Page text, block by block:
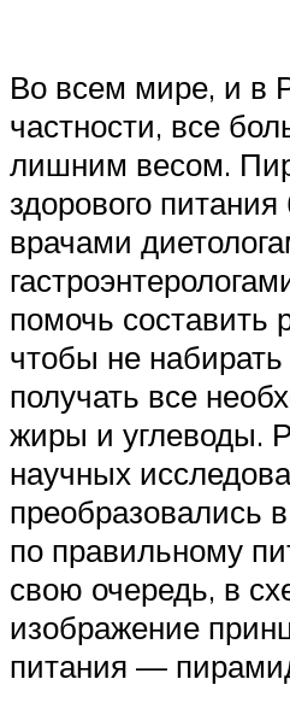
Во всем мире, и в
частности, все
лишним весом.
здорового
врачами
помочь составить
чтобы не
получать все
жиры и углеводы.
научных
преобразовались
по правильному
свою очередь, в
изображение
питания —